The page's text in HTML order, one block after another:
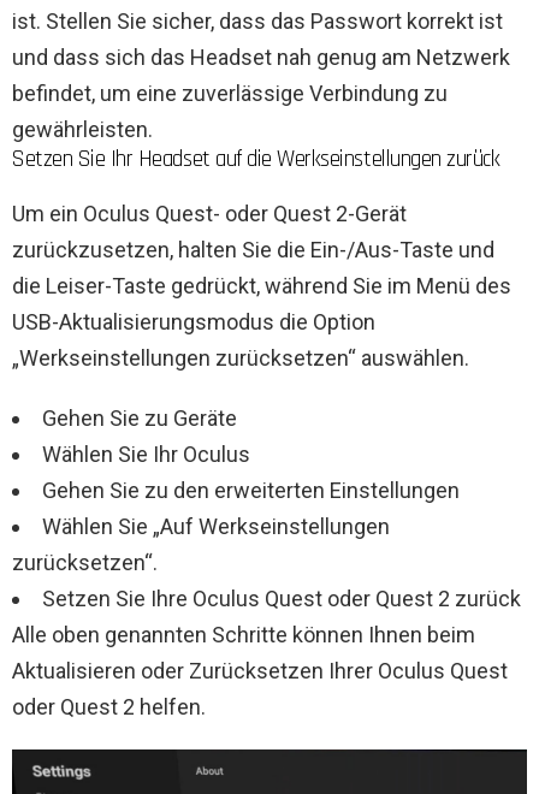
ist. Stellen Sie sicher, dass das Passwort korrekt ist
und dass sich das Headset nah genug am Netzwerk
befindet, um eine zuverlässige Verbindung zu
gewährleisten.
Setzen Sie Ihr Headset auf die Werkseinstellungen zurück
Um ein Oculus Quest- oder Quest 2-Gerät
zurückzusetzen, halten Sie die Ein-/Aus-Taste und
die Leiser-Taste gedrückt, während Sie im Menü des
USB-Aktualisierungsmodus die Option
„Werkseinstellungen zurücksetzen“ auswählen.
Gehen Sie zu Geräte
Wählen Sie Ihr Oculus
Gehen Sie zu den erweiterten Einstellungen
Wählen Sie „Auf Werkseinstellungen
zurücksetzen“.
Setzen Sie Ihre Oculus Quest oder Quest 2 zurück
Alle oben genannten Schritte können Ihnen beim
Aktualisieren oder Zurücksetzen Ihrer Oculus Quest
oder Quest 2 helfen.